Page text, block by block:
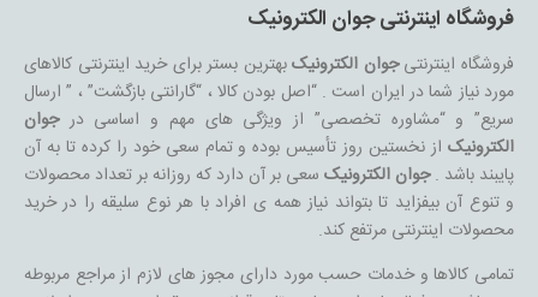
فروشگاه اینترنتی جوان الکترونیک
فروشگاه اینترنتیجوان الکترونیکبهترین بستر برای خرید اینترنتی کالاهای
مورد نیاز شما در ایران است . “اصل بودن کالا ، “گارانتی بازگشت” ، ” ارسال
سریع” و “مشاوره تخصصی” از ویژگی های مهم و اساسی درجوان
الکترونیکاز نخستین روز تأسیس بوده و تمام سعی خود را کرده تا به آن
پایبند باشد .جوان الکترونیکسعی بر آن دارد که روزانه بر تعداد محصولات
و تنوع آن بیفزاید تا بتواند نیاز همه ی افراد با هر نوع سلیقه را در خرید
محصولات اینترنتی مرتفع کند.
تمامی کالاها و خدمات حسب مورد دارای مجوز های لازم از مراجع مربوطه